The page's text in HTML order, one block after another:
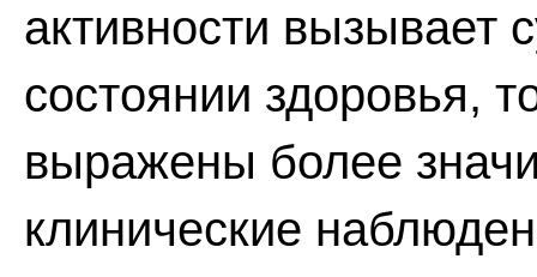
активности вызывает
состоянии здоровья,
выражены более
клинические